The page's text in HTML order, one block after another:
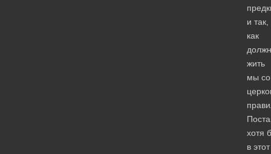
и так,
как
жить
мы
хотя
в этот